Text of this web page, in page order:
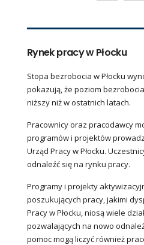
Rynek pracy w Płocku
Stopa bezrobocia w Płocku
pokazują, że poziom
niższy niż w ostatnich latach.
Pracownicy oraz pracodawcy
programów i projektów
Urząd Pracy w Płocku.
odnaleźć się na rynku pracy.
Programy i projekty
poszukujących pracy, jakimi
Pracy w Płocku, niosą wiele
pozwalających na nowo
pomoc mogą liczyć również